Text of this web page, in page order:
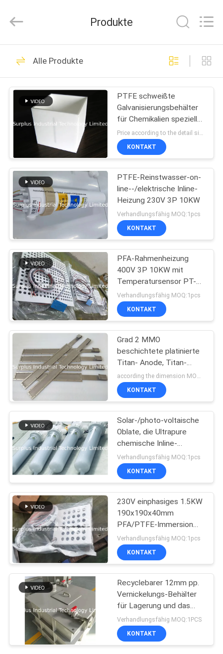
HAUSE
PRODUKTE
WERKSBESICHTIGUNG
QUALITÄTSKONTROLLE
KONTAKT
MIT
UNS
NEUIGKEITEN
BITTE UM
EIN
ANGEBOT
SITEMAP
PRIVACY
POLICY
Limited.
Galvanisierungsbehälter
52
Galvanisierungsfaß
37
Chemische Inline-
Heizung
PTFE-Tauchsieder
79
Ptc-Tauchsieder
6
Edelstahl-
Tauchsieder
29
Produkte
Alle Produkte
PTFE schweißte
Galvanisierungsbehälter
für Chemikalien spezielle
Verarbeitung und
Lagerung
Price according to the detail size MOQ:1pcs
KONTAKT
PTFE-Reinstwasser-on-
line--/elektrische Inline-
Heizung 230V 3P 10KW
Verhandlungsfähig MOQ:1pcs
KONTAKT
PFA-Rahmenheizung
400V 3P 10KW mit
Temperatursensor PT-
100
Verhandlungsfähig MOQ:1pcs
KONTAKT
Grad 2 MMO
beschichtete platinierte
Titan- Anode, Titan-
Mesh Anode
according the dimension MOQ:1PCS
KONTAKT
Solar-/photo-voltaische
Oblate, die Ultrapure
chemische Inline-
Heizung 4KW 6KW PFA
säubert
Verhandlungsfähig MOQ:1pcs
KONTAKT
230V einphasiges 1.5KW
190x190x40mm
PFA/PTFE-Immersion
Heater With PT100
Verhandlungsfähig MOQ:1pcs
KONTAKT
Recyclebarer 12mm pp.
Vernickelungs-Behälter
für Lagerung und das
Mischen von Chemikalien
Verhandlungsfähig MOQ:1PCS
KONTAKT